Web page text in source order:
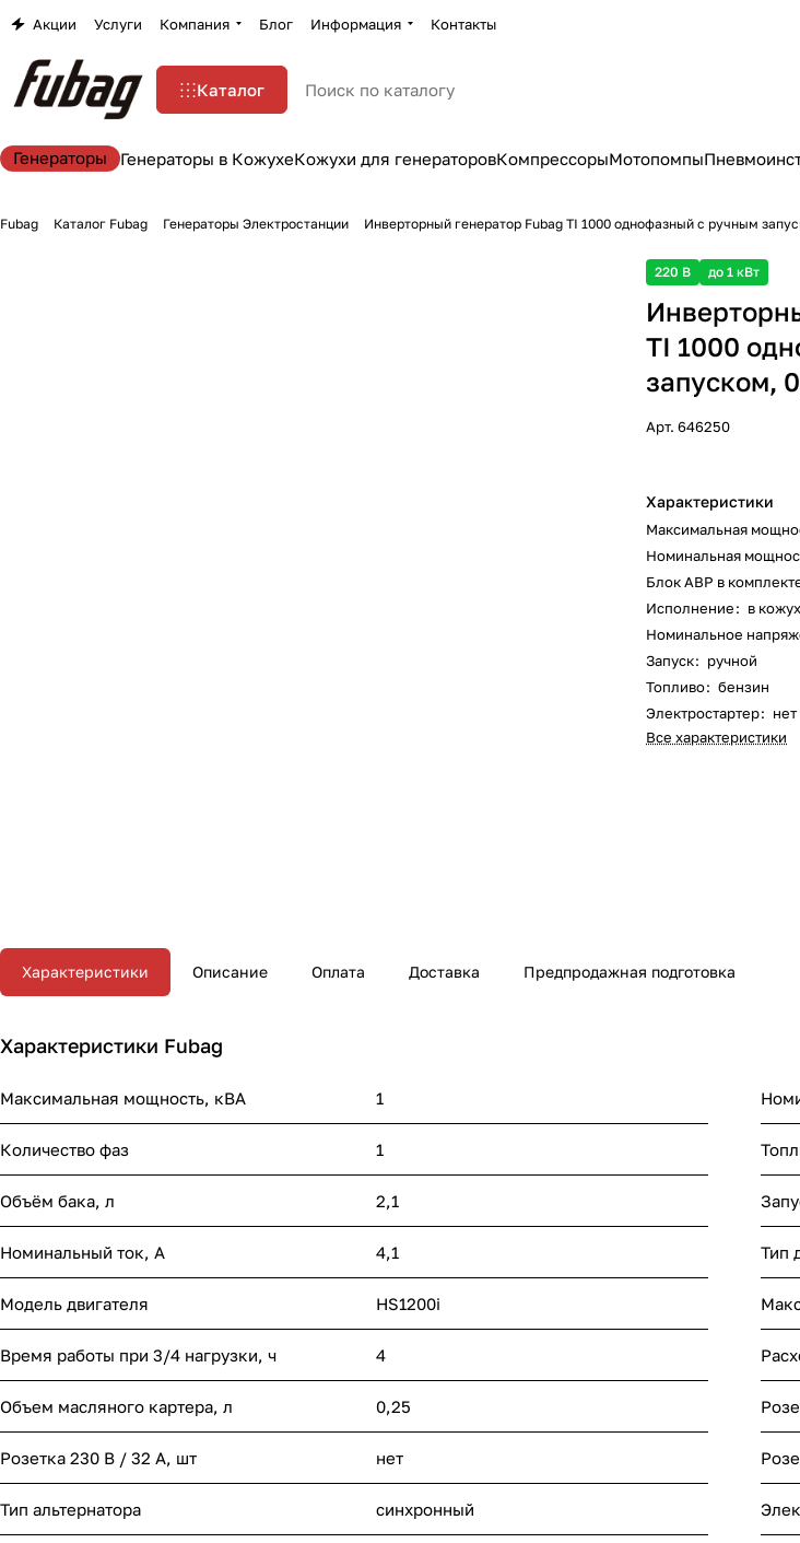
Акции Услуги Компания Блог Информация Контакты
Каталог
Генераторы Генераторы в КожухеКожухи для генераторовКомпрессорыМотопомпы
Fubag Каталог Fubag Генераторы Электростанции Инверторный генератор Fubag TI 1000 однофазный с ручным
220 В до 1 кВт
TI 1000
запуском,
Арт.646250
Характеристики
Максимальная
Номинальная
Блок АВР в
Исполнение: в
Номинальное
Запуск: ручной
Топливо: бензин
Электростартер: нет
Все характеристики
Характеристики Описание Оплата Доставка Предпродажная подготовка
Характеристики Fubag
Максимальная мощность, кВА 1
Количество фаз 1
Объём бака, л 2,1
Номинальный ток, A 4,1 Тип
Модель двигателя HS1200i
Время работы при 3/4 нагрузки, ч 4
Объем масляного картера, л 0,25
Розетка 230 В / 32 А, шт нет
Тип альтернатора синхронный